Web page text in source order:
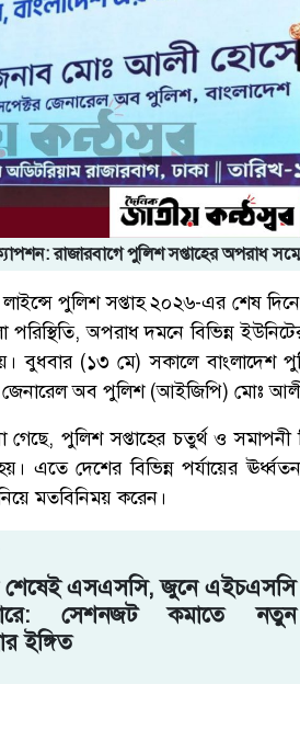
রাজারবাগে পুলিশ সপ্তাহের অপরাধ
পুলিশ সপ্তাহ ২০২৬-এর শেষ
অপরাধ দমনে বিভিন্ন
বুধবার (১৩ মে) সকালে বাংলাদেশ
জেনারেল অব পুলিশ (আইজিপি) মোঃ
গেছে, পুলিশ সপ্তাহের চতুর্থ ও
এতে দেশের বিভিন্ন পর্যায়ের
মতবিনিময় করেন।
শেষেই এসএসসি, জুনে এইচএসসি
সেশনজট কমাতে নতুন
ইঙ্গিত